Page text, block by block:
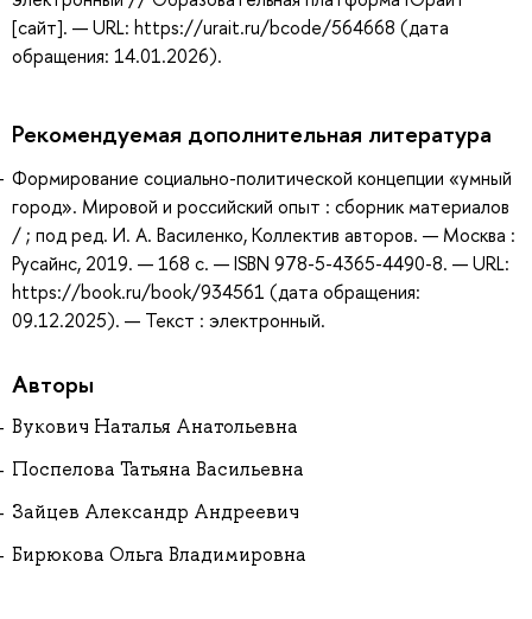
[сайт]. — URL: https://urait.ru/bcode/564668 (дата
обращения: 14.01.2026).
Рекомендуемая дополнительная литература
Формирование социально-политической концепции «умный
город». Мировой и российский опыт : сборник материалов
/ ; под ред. И. А. Василенко, Коллектив авторов. — Москва :
Русайнс, 2019. — 168 с. — ISBN 978-5-4365-4490-8. — URL:
https://book.ru/book/934561 (дата обращения:
09.12.2025). — Текст : электронный.
Авторы
Вукович Наталья Анатольевна
Поспелова Татьяна Васильевна
Зайцев Александр Андреевич
Бирюкова Ольга Владимировна